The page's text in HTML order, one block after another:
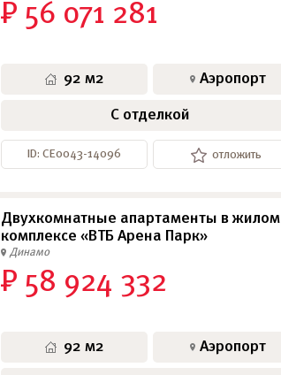
₽ 56 071 281
92 м2 Аэропорт
С отделкой
ID: СЕ0043-14096 отложить
Двухкомнатные апартаменты в жилом
комплексе «ВТБ Арена Парк»
Динамо
₽ 58 924 332
92 м2 Аэропорт